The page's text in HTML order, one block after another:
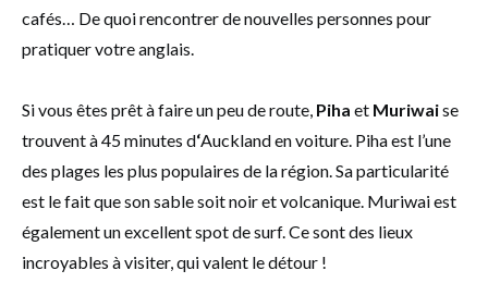
cafés… De quoi rencontrer de nouvelles personnes pour
pratiquer votre anglais.
Si vous êtes prêt à faire un peu de route, Piha et Muriwaise
trouvent à 45 minutes d‘Auckland en voiture. Piha est l’une
des plages les plus populaires de la région. Sa particularité
est le fait que son sable soit noir et volcanique. Muriwai est
également un excellent spot de surf. Ce sont des lieux
incroyables à visiter, qui valent le détour !